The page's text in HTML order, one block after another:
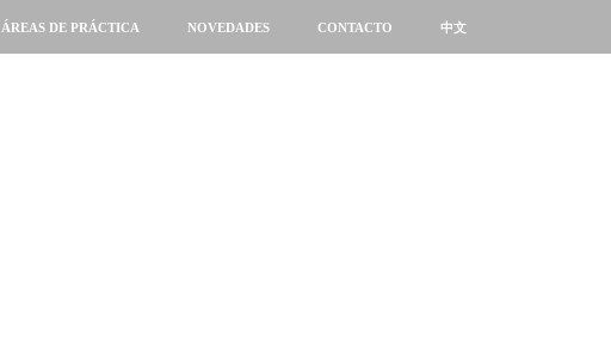
ÁREAS DE PRÁCTICA NOVEDADES CONTACTO 中文